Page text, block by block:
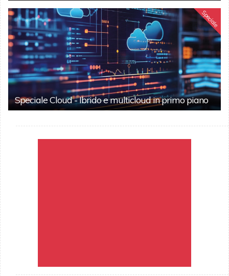
Speciale
Speciale Cloud - Ibrido e multicloud in primo piano